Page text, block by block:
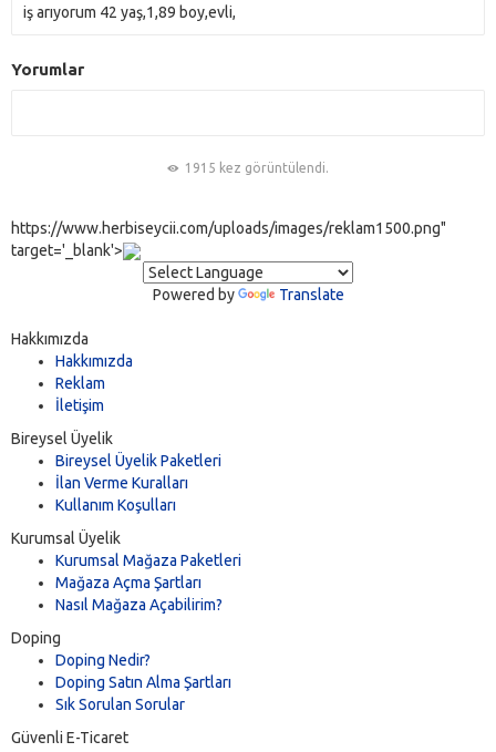
iş arıyorum 42 yaş,1,89 boy,evli,
Yorumlar
1915 kez görüntülendi.
https://www.herbiseycii.com/uploads/images/reklam1500.png"
target='_blank'>
Powered by Translate
Hakkımızda
Hakkımızda
Reklam
İletişim
Bireysel Üyelik
Bireysel Üyelik Paketleri
İlan Verme Kuralları
Kullanım Koşulları
Kurumsal Üyelik
Kurumsal Mağaza Paketleri
Mağaza Açma Şartları
Nasıl Mağaza Açabilirim?
Doping
Doping Nedir?
Doping Satın Alma Şartları
Sık Sorulan Sorular
Güvenli E-Ticaret